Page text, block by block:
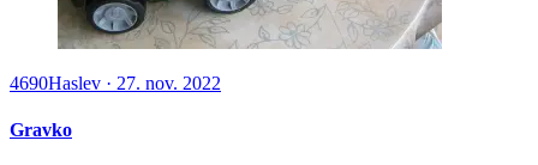
4690Haslev · 27. nov. 2022
Gravko